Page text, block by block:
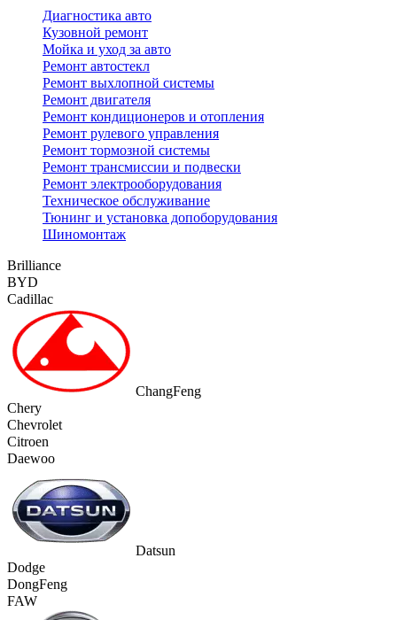
Диагностика авто
Кузовной ремонт
Мойка и уход за авто
Ремонт автостекл
Ремонт выхлопной системы
Ремонт двигателя
Ремонт кондиционеров и отопления
Ремонт рулевого управления
Ремонт тормозной системы
Ремонт трансмиссии и подвески
Ремонт электрооборудования
Техническое обслуживание
Тюнинг и установка допоборудования
Шиномонтаж
Brilliance
BYD
Cadillac
ChangFeng
Chery
Chevrolet
Citroen
Daewoo
Datsun
Dodge
DongFeng
FAW